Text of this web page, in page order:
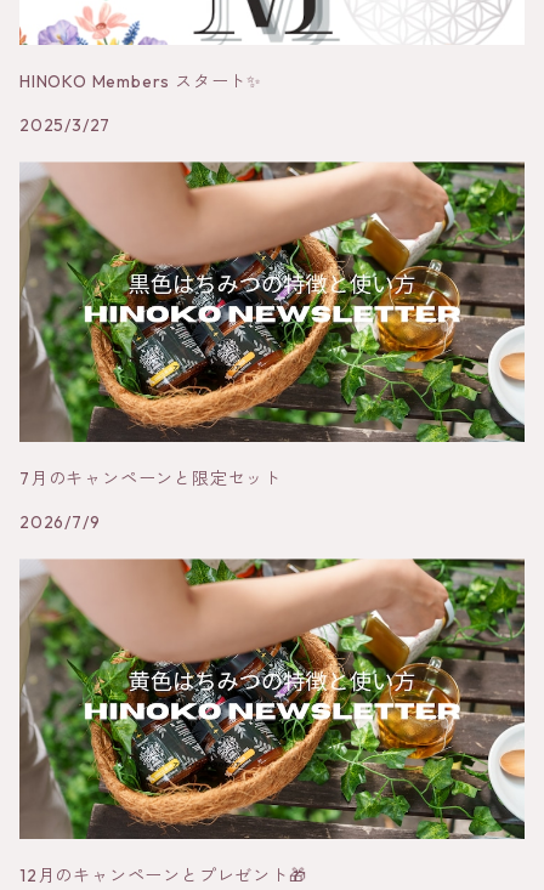
HINOKO Members スタート✨
2025/3/27
7月のキャンペーンと限定セット
2026/7/9
12月のキャンペーンとプレゼント🎁